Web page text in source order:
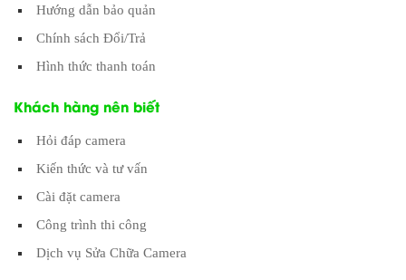
Hướng dẫn bảo quản
Chính sách Đổi/Trả
Hình thức thanh toán
Khách hàng nên biết
Hỏi đáp camera
Kiến thức và tư vấn
Cài đặt camera
Công trình thi công
Dịch vụ Sửa Chữa Camera